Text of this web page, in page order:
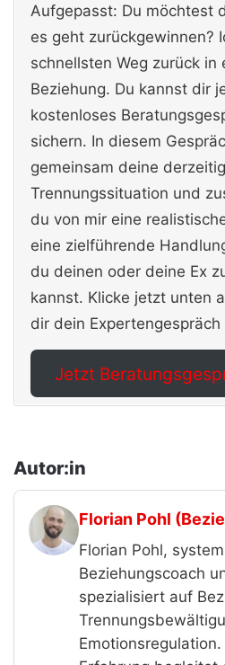
Aufgepasst: Du möchtest
es geht zurückgewinnen?
schnellsten Weg zurück in
Beziehung. Du kannst dir
kostenloses
sichern. In diesem
gemeinsam deine
Trennungssituation und
du von mir eine
eine zielführende
du deinen oder deine Ex
kannst. Klicke jetzt unten
dir dein Expertengespräch
Jetzt
Autor:in
Florian Pohl
Florian Pohl,
Beziehungscoach
spezialisiert auf